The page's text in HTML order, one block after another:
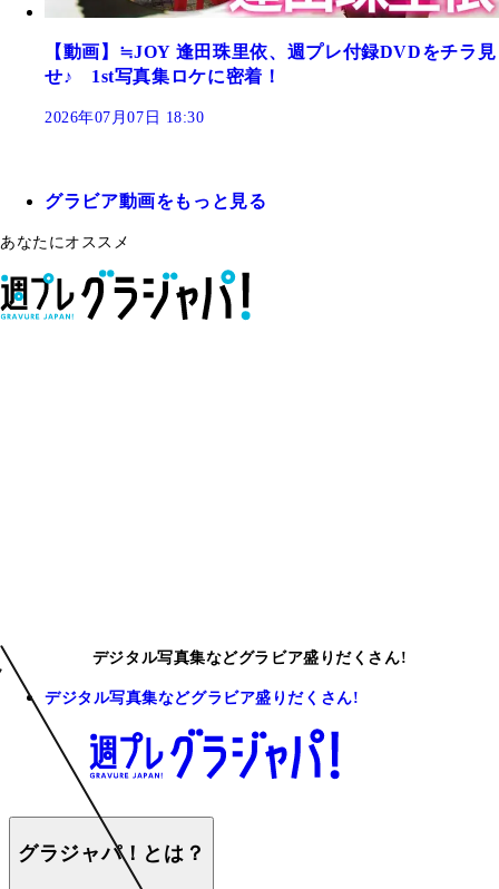
【動画】≒JOY 逢田珠里依、週プレ付録DVDをチラ見
せ♪ 1st写真集ロケに密着！
2026年07月07日 18:30
グラビア動画をもっと見る
あなたにオススメ
デジタル写真集などグラビア盛りだくさん!
デジタル写真集などグラビア盛りだくさん!
グラジャパ！とは？